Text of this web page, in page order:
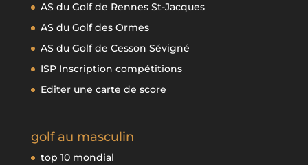
AS du Golf de Rennes St-Jacques
AS du Golf des Ormes
AS du Golf de Cesson Sévigné
ISP Inscription compétitions
Editer une carte de score
golf au masculin
top 10 mondial